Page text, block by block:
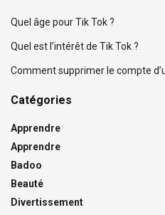
Quel âge pour Tik Tok ?
Quel est l’intérêt de Tik Tok ?
Comment supprimer le compte
Catégories
Apprendre
Apprendre
Badoo
Beauté
Divertissement